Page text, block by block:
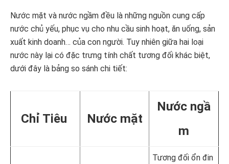
Nước mặt và nước ngầm đều là những nguồn cung cấp
nước chủ yếu, phục vụ cho nhu cầu sinh hoạt, ăn uống, sản
xuất kinh doanh… của con người. Tuy nhiên giữa hai loại
nước này lại có đặc trưng tính chất tương đối khác biệt,
dưới đây là bảng so sánh chi tiết:
Chỉ Tiêu Nước mặt
Nước ngầ
m
Tương đối ổn đin